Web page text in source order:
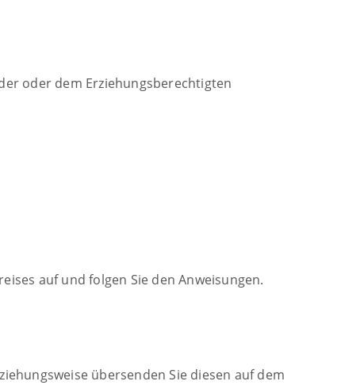
oder dem Erziehungsberechtigten
auf und folgen Sie den Anweisungen.
übersenden Sie diesen auf dem